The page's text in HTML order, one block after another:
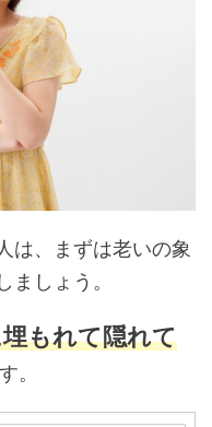
は、まずは老いの象
しょう。
もれて隠れて
。